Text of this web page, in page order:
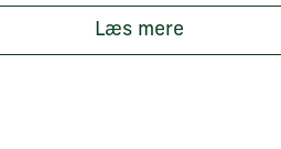
Læs mere